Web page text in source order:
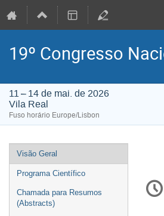
19º Congresso
11 – 14 de mai. de 2026
Vila Real
Fuso horário Europe/Lisbon
Event
menu
Visão Geral
Programa Científico
Chamada para Resumos
(Abstracts)